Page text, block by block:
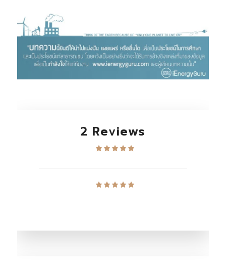
2 Reviews